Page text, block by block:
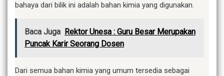
bahaya dari bilik ini adalah bahan kimia yang digunakan.
Baca Juga Rektor Unesa : Guru Besar Merupakan
Puncak Karir Seorang Dosen
Dari semua bahan kimia yang umum tersedia sebagai